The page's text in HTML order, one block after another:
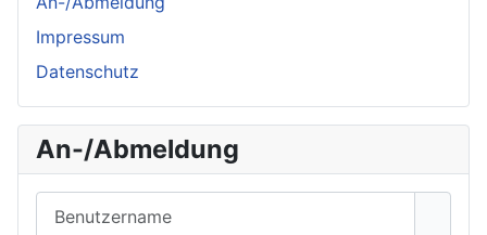
Impressum
Datenschutz
An-/Abmeldung